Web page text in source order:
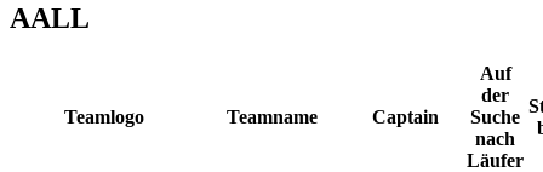
AALL
Teamlogo Teamname Captain
Auf
der
Suche
nach
Läufer